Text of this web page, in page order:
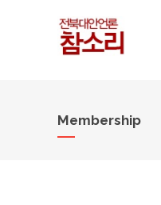
Membership